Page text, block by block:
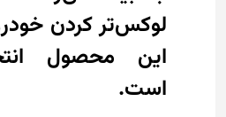
لوکس‌تر کردن
این محصول
است.